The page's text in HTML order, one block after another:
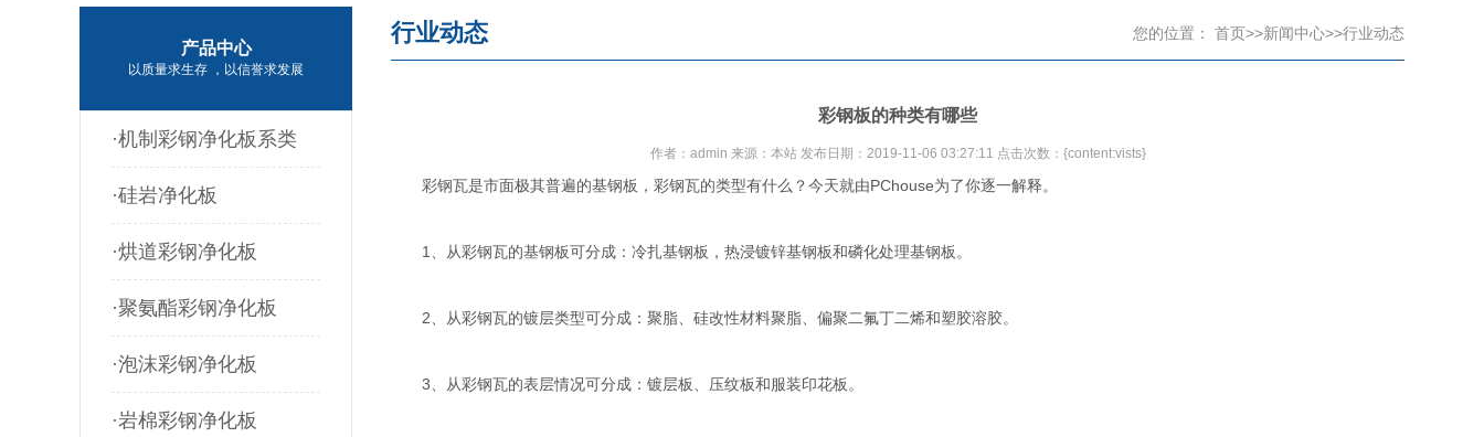
产品中心
以质量求生存 ，以信誉求发展
·机制彩钢净化板系类
·硅岩净化板
·烘道彩钢净化板
·聚氨酯彩钢净化板
·泡沫彩钢净化板
·岩棉彩钢净化板
行业动态 您的位置： 首页>>新闻中心>>行业动态
彩钢板的种类有哪些
作者：admin 来源：本站 发布日期：2019-11-06 03:27:11 点击次数：{content:vists}
彩钢瓦是市面极其普遍的基钢板，彩钢瓦的类型有什么？今天就由PChouse为了你逐一解释。
1、从彩钢瓦的基钢板可分成：冷扎基钢板，热浸镀锌基钢板和磷化处理基钢板。
2、从彩钢瓦的镀层类型可分成：聚脂、硅改性材料聚脂、偏聚二氟丁二烯和塑胶溶胶。
3、从彩钢瓦的表层情况可分成：镀层板、压纹板和服装印花板。